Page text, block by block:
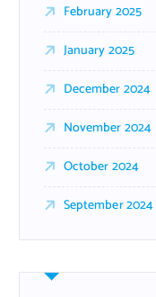
February 2025
January 2025
December 2024
November 2024
October 2024
September 2024